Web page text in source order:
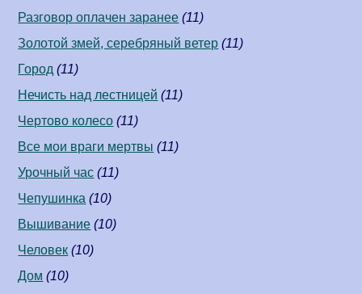
Разговор оплачен заранее (11)
Золотой змей, серебряный ветер (11)
Город (11)
Нечисть над лестницей (11)
Чертово колесо (11)
Все мои враги мертвы (11)
Урочный час (11)
Чепушинка (10)
Вышивание (10)
Человек (10)
Дом (10)